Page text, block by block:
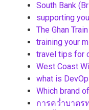
South Bank
supporting
The Ghan
training your
travel tips for
West Coast
what is
Which brand
การคว่ำบาตร